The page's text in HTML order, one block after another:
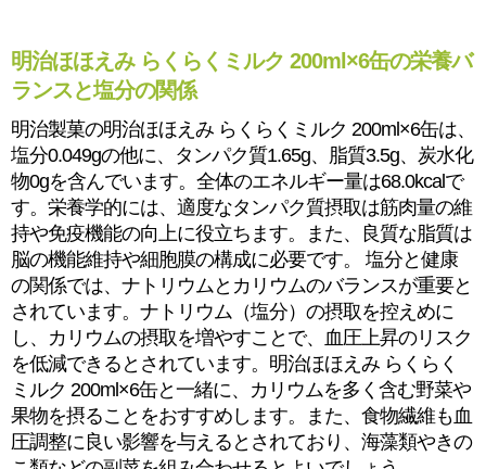
明治ほほえみ らくらくミルク 200ml×6缶の栄養バ
ランスと塩分の関係
明治製菓の明治ほほえみ らくらくミルク 200ml×6缶は、
塩分0.049gの他に、タンパク質1.65g、脂質3.5g、炭水化
物0gを含んでいます。全体のエネルギー量は68.0kcalで
す。栄養学的には、適度なタンパク質摂取は筋肉量の維
持や免疫機能の向上に役立ちます。また、良質な脂質は
脳の機能維持や細胞膜の構成に必要です。 塩分と健康
の関係では、ナトリウムとカリウムのバランスが重要と
されています。ナトリウム（塩分）の摂取を控えめに
し、カリウムの摂取を増やすことで、血圧上昇のリスク
を低減できるとされています。明治ほほえみ らくらく
ミルク 200ml×6缶と一緒に、カリウムを多く含む野菜や
果物を摂ることをおすすめします。また、食物繊維も血
圧調整に良い影響を与えるとされており、海藻類やきの